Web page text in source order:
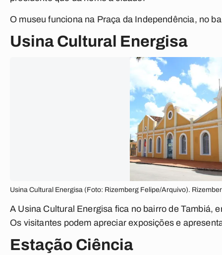
O museu funciona na Praça da Independência, no
Usina Cultural Energisa
Usina Cultural Energisa (Foto: Rizemberg Felipe/Arquivo).
A Usina Cultural Energisa fica no bairro de Tambiá,
Os visitantes podem apreciar exposições e
Estação Ciência